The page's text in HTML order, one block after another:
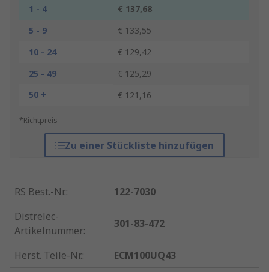
1 - 4
€ 137,68
5 - 9
€ 133,55
10 - 24
€ 129,42
25 - 49
€ 125,29
50 +
€ 121,16
*Richtpreis
Zu einer Stückliste hinzufügen
RS Best.-Nr.:
122-7030
Distrelec-
Artikelnummer:
301-83-472
Herst. Teile-Nr.:
ECM100UQ43